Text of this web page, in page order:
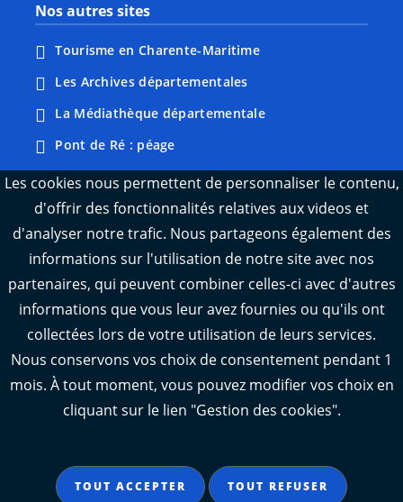
Nos autres sites
Tourisme en Charente-Maritime
Les Archives départementales
La Médiathèque départementale
Pont de Ré : péage
Webcams : Ré info trafic
Webcams : Oléron info trafic
Manger 17
L'Observatoire des territoires de Charente-
Maritime
Accessibilité : partiellement conforme
Les cookies nous permettent de personnaliser le contenu,
d'offrir des fonctionnalités relatives aux videos et
d'analyser notre trafic. Nous partageons également des
informations sur l'utilisation de notre site avec nos
partenaires, qui peuvent combiner celles-ci avec d'autres
informations que vous leur avez fournies ou qu'ils ont
collectées lors de votre utilisation de leurs services.
Nous conservons vos choix de consentement pendant 1
mois. À tout moment, vous pouvez modifier vos choix en
cliquant sur le lien "Gestion des cookies".
TOUT ACCEPTER TOUT REFUSER